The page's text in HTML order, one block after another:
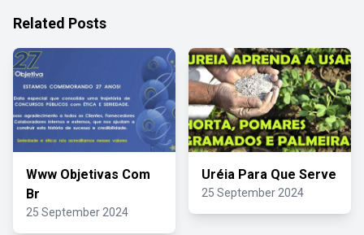
Related Posts
Www Objetivas Com
Br
25 September 2024
Uréia Para Que Serve
25 September 2024